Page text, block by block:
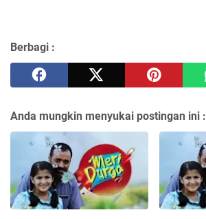
Berbagi :
Anda mungkin menyukai postingan ini :